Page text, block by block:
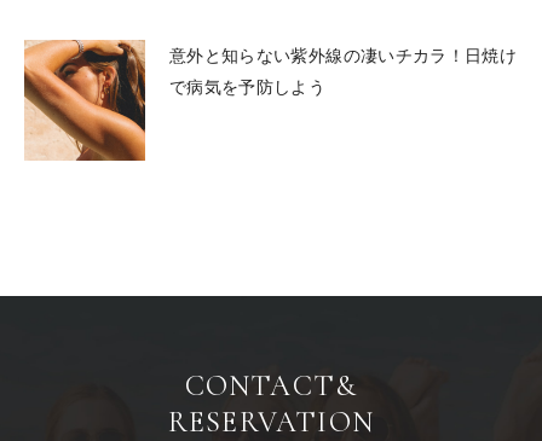
意外と知らない紫外線の凄いチカラ！日焼け
で病気を予防しよう
CONTACT&
RESERVATION